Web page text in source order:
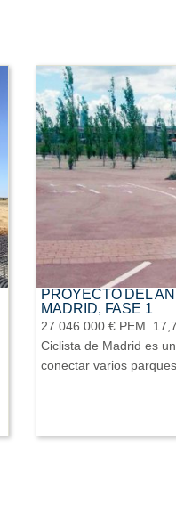
PROYECTO DEL
MADRID, FASE 1
27.046.000 € PEM
Ciclista de Madrid es
conectar varios